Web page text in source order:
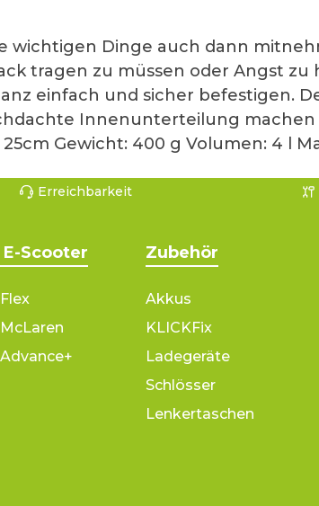
wichtigen Dinge auch dann
tragen zu müssen oder Angst
einfach und sicher
Innenunterteilung
25cm Gewicht: 400 g Volumen: 4 l
Erreichbarkeit
E-Scooter Zubehör
Akkus
KLICKFix
Ladegeräte
Schlösser
Lenkertaschen